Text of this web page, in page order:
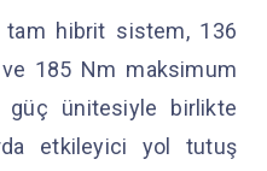
tam hibrit sistem, 136
185 Nm maksimum
güç ünitesiyle birlikte
etkileyici yol tutuş